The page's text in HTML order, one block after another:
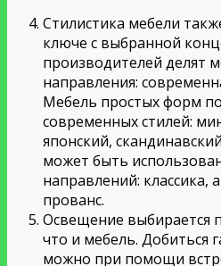
Стилистика мебели
ключе с выбранной
производителей делят
направления:
Мебель простых форм
современных стилей:
японский,
может быть
направлений: классика,
прованс.
Освещение выбирается
что и мебель. Добиться
можно при помощи